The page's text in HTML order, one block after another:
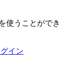
使うことができ
イン